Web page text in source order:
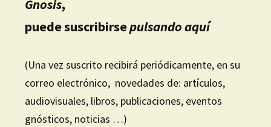
Gnosis,
puede suscribirsepulsando aquí
(Una vez suscrito recibirá periódicamente, en su
correo electrónico, novedades de: artículos,
audiovisuales, libros, publicaciones, eventos
gnósticos, noticias …)